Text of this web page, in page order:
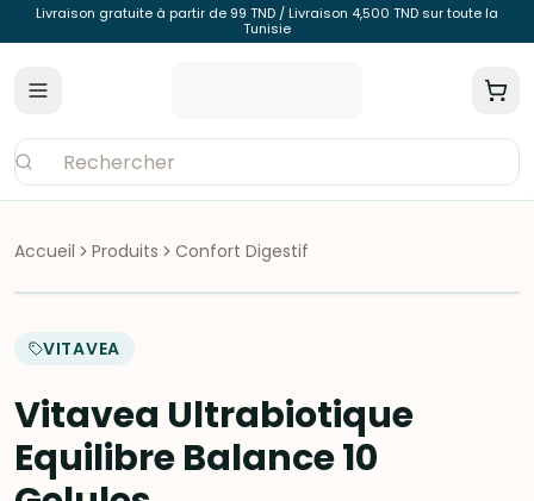
Livraison gratuite à partir de 99 TND / Livraison 4,500 TND sur toute la
Tunisie
Accueil Produits Confort Digestif
VITAVEA
Vitavea Ultrabiotique
Equilibre Balance 10